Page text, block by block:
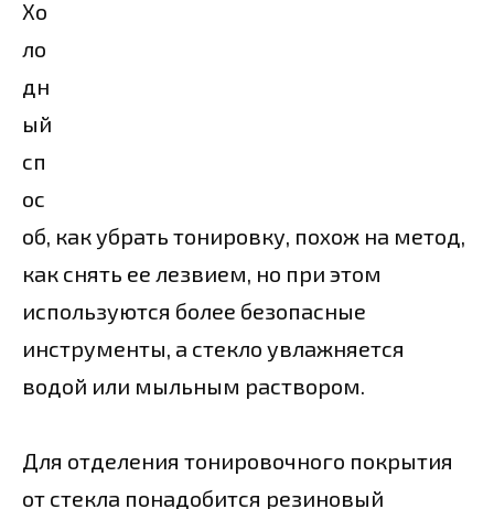
Хо
ло
дн
ый
сп
ос
об, как убрать тонировку, похож на метод,
как снять ее лезвием, но при этом
используются более безопасные
инструменты, а стекло увлажняется
водой или мыльным раствором.
Для отделения тонировочного покрытия
от стекла понадобится резиновый